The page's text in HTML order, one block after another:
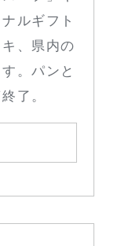
ルギフト
、県内の
。パンと
了。